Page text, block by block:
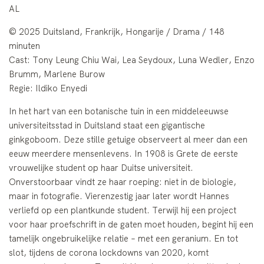
AL
© 2025 Duitsland, Frankrijk, Hongarije / Drama / 148
minuten
Cast: Tony Leung Chiu Wai, Lea Seydoux, Luna Wedler, Enzo
Brumm, Marlene Burow
Regie: Ildiko Enyedi
In het hart van een botanische tuin in een middeleeuwse
universiteitsstad in Duitsland staat een gigantische
ginkgoboom. Deze stille getuige observeert al meer dan een
eeuw meerdere mensenlevens. In 1908 is Grete de eerste
vrouwelijke student op haar Duitse universiteit.
Onverstoorbaar vindt ze haar roeping: niet in de biologie,
maar in fotografie. Vierenzestig jaar later wordt Hannes
verliefd op een plantkunde student. Terwijl hij een project
voor haar proefschrift in de gaten moet houden, begint hij een
tamelijk ongebruikelijke relatie – met een geranium. En tot
slot, tijdens de corona lockdowns van 2020, komt